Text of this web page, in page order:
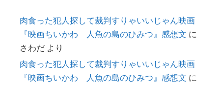
肉食った犯人探して裁判すりゃいいじゃん映画
『映画ちいかわ 人魚の島のひみつ』感想文 に
さわだ より
肉食った犯人探して裁判すりゃいいじゃん映画
『映画ちいかわ 人魚の島のひみつ』感想文 に